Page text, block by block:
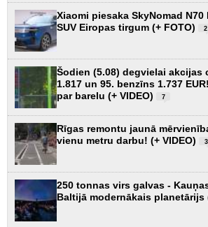
Xiaomi piesaka SkyNomad N70
SUV Eiropas tirgum (+ FOTO)
2
Šodien (5.08) degvielai akcijas
1.817 un 95. benzīns 1.737
par barelu (+ VIDEO)
7
Rīgas remontu jaunā
vienu metru darbu! (+ VIDEO)
3
250 tonnas virs galvas -
Baltijā modernākais planetārijs